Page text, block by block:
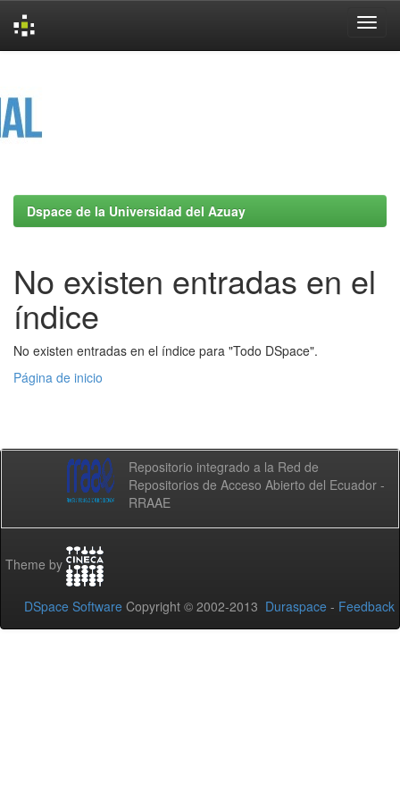
Dspace de la Universidad del Azuay
No existen entradas en el
índice
No existen entradas en el índice para "Todo DSpace".
Página de inicio
Repositorio integrado a la Red de
Repositorios de Acceso Abierto del Ecuador -
RRAAE
Theme by
DSpace Software Copyright © 2002-2013 Duraspace - Feedback